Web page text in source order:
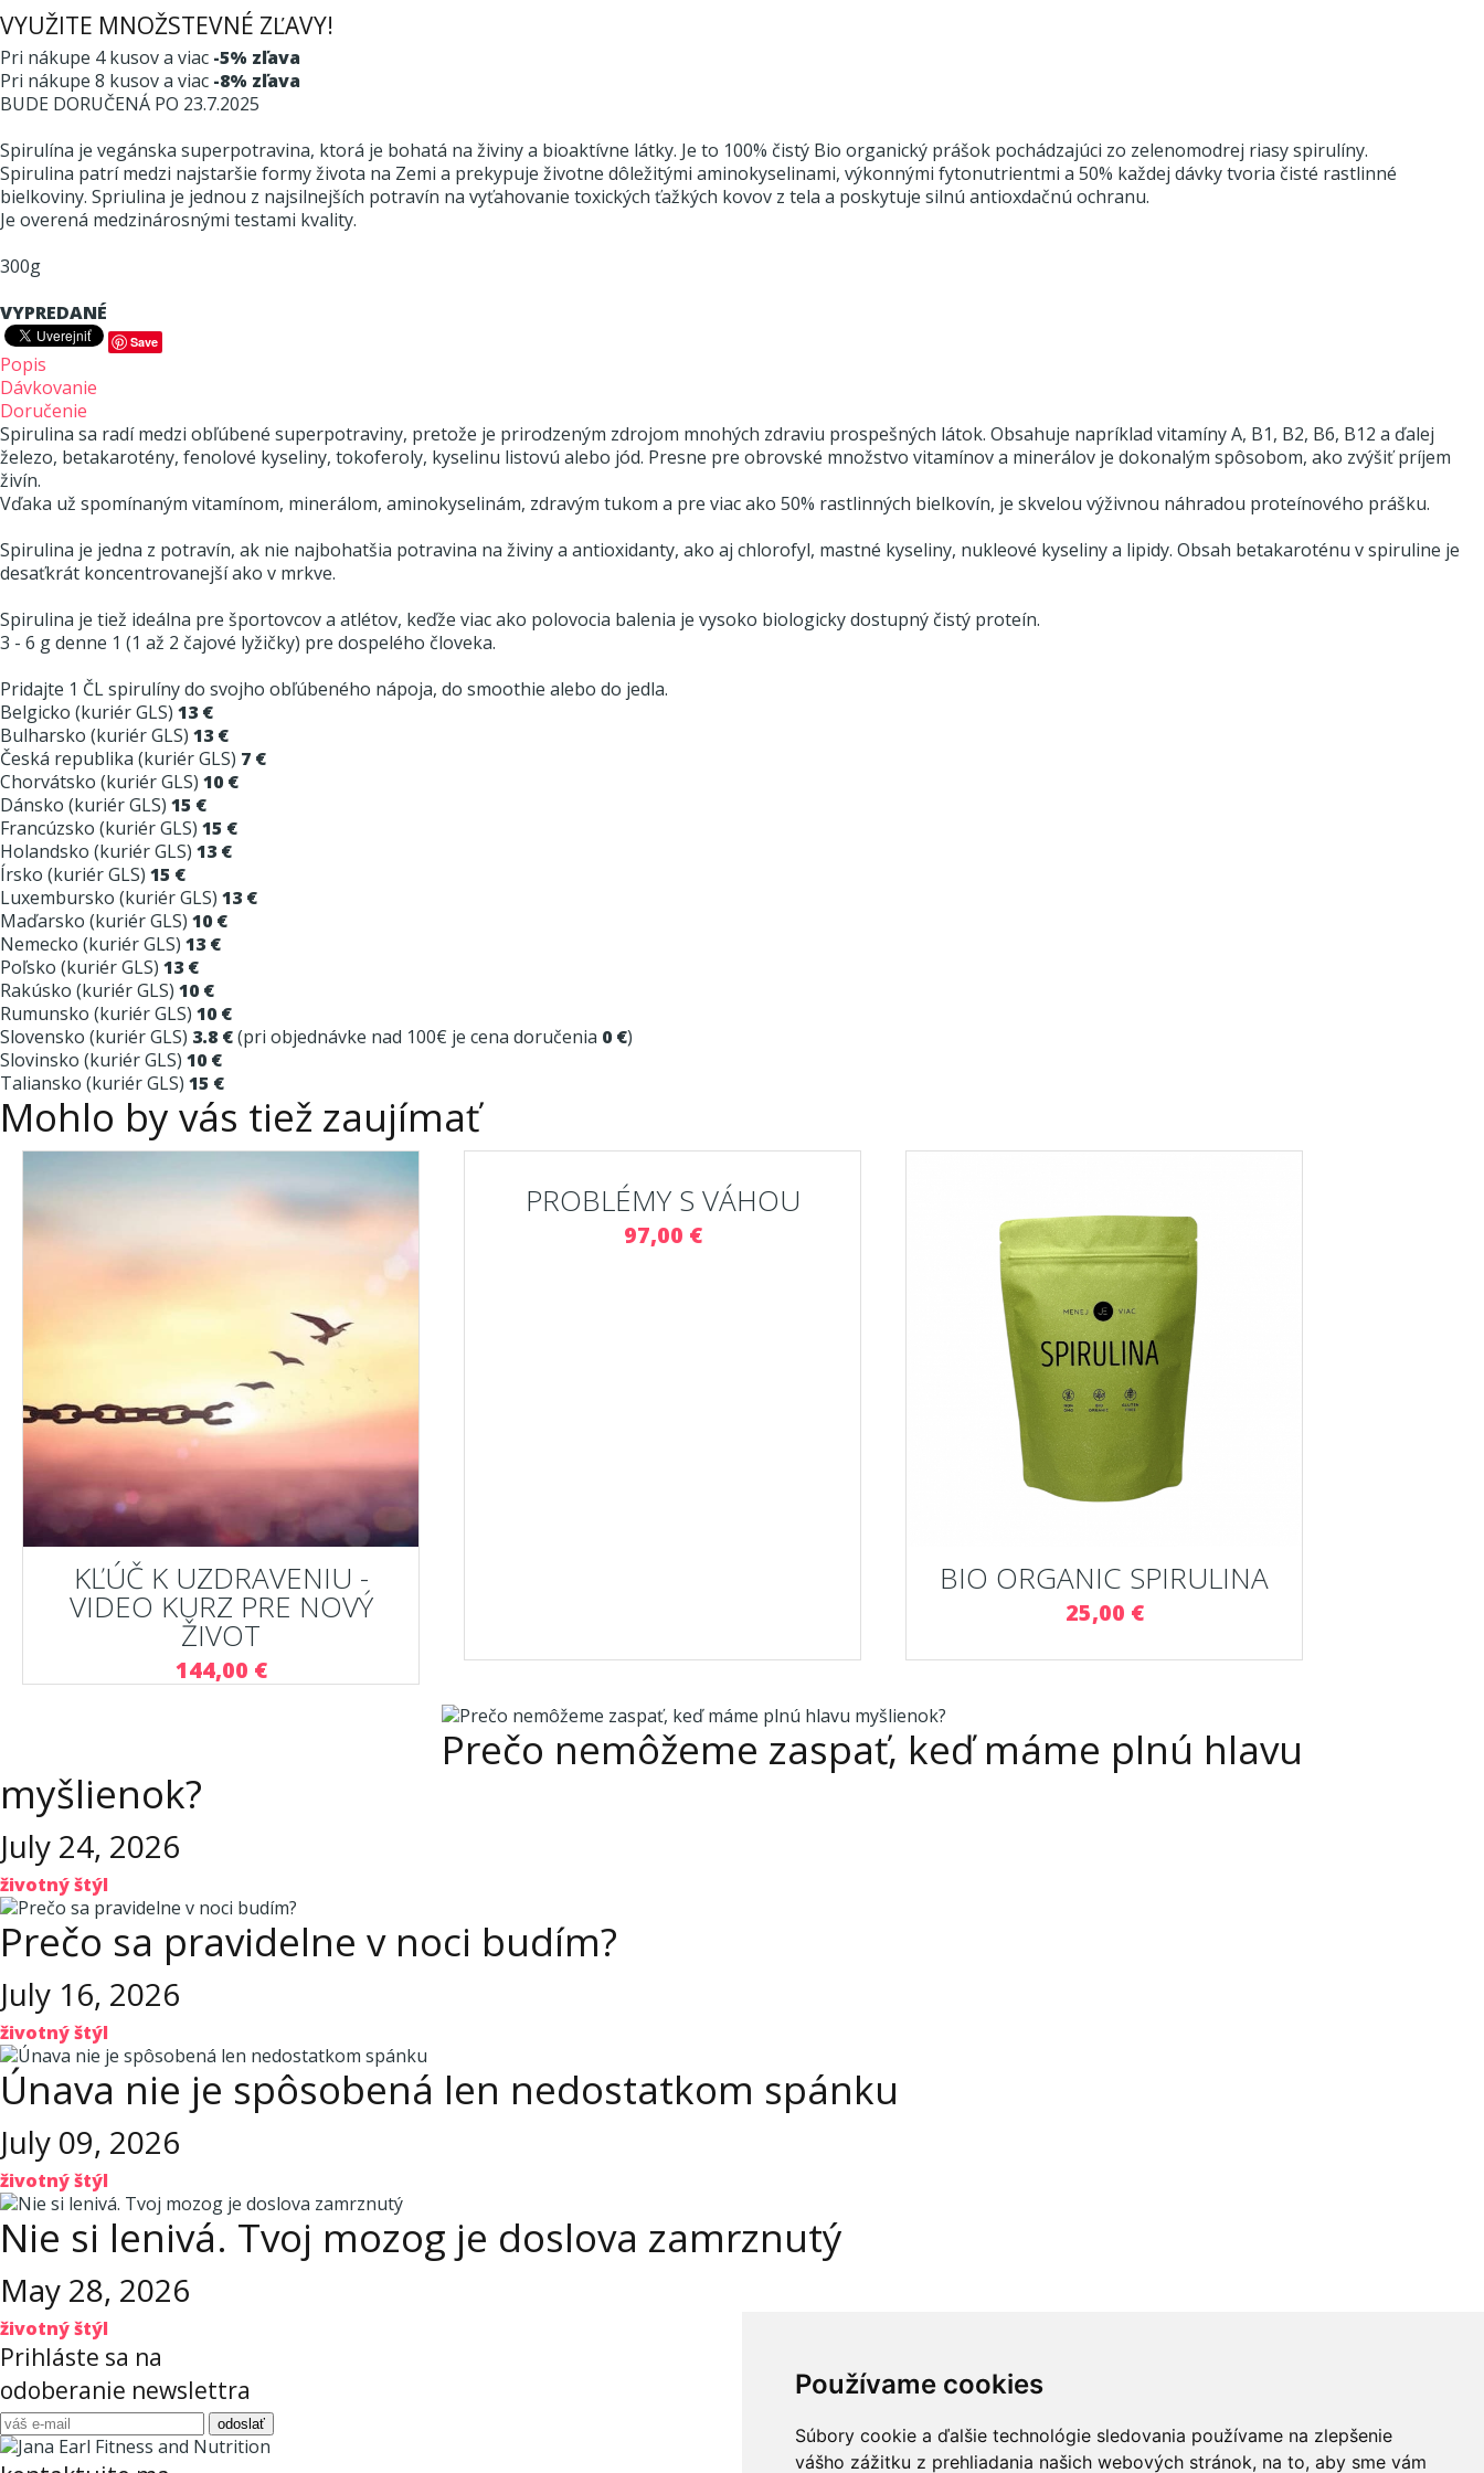
Používame cookies
Súbory cookie a ďalšie technológie sledovania používame na zlepšenie
vášho zážitku z prehliadania našich webových stránok, na to, aby sme vám
VYUŽITE MNOŽSTEVNÉ ZĽAVY!
Pri nákupe 4 kusov a viac -5% zľava
Pri nákupe 8 kusov a viac -8% zľava
BUDE DORUČENÁ PO 23.7.2025
Spirulína je vegánska superpotravina, ktorá je bohatá na živiny a bioaktívne látky. Je to 100% čistý Bio organický prášok pochádzajúci zo zelenomodrej riasy spirulíny.
Spirulina patrí medzi najstaršie formy života na Zemi a prekypuje životne dôležitými aminokyselinami, výkonnými fytonutrientmi a 50% každej dávky tvoria čisté rastlinné
bielkoviny. Spriulina je jednou z najsilnejších potravín na vyťahovanie toxických ťažkých kovov z tela a poskytuje silnú antioxdačnú ochranu.
Je overená medzinárosnými testami kvality.
300g
VYPREDANÉ
Save
Popis
Dávkovanie
Doručenie
Spirulina sa radí medzi obľúbené superpotraviny, pretože je prirodzeným zdrojom mnohých zdraviu prospešných látok. Obsahuje napríklad vitamíny A, B1, B2, B6, B12 a ďalej
železo, betakarotény, fenolové kyseliny, tokoferoly, kyselinu listovú alebo jód. Presne pre obrovské množstvo vitamínov a minerálov je dokonalým spôsobom, ako zvýšiť príjem
živín.
Vďaka už spomínaným vitamínom, minerálom, aminokyselinám, zdravým tukom a pre viac ako 50% rastlinných bielkovín, je skvelou výživnou náhradou proteínového prášku.
Spirulina je jedna z potravín, ak nie najbohatšia potravina na živiny a antioxidanty, ako aj chlorofyl, mastné kyseliny, nukleové kyseliny a lipidy. Obsah betakaroténu v spiruline je
desaťkrát koncentrovanejší ako v mrkve.
Spirulina je tiež ideálna pre športovcov a atlétov, keďže viac ako polovocia balenia je vysoko biologicky dostupný čistý proteín.
3 - 6 g denne 1 (1 až 2 čajové lyžičky) pre dospelého človeka.
Pridajte 1 ČL spirulíny do svojho obľúbeného nápoja, do smoothie alebo do jedla.
Belgicko (kuriér GLS) 13 €
Bulharsko (kuriér GLS) 13 €
Česká republika (kuriér GLS) 7 €
Chorvátsko (kuriér GLS) 10 €
Dánsko (kuriér GLS) 15 €
Francúzsko (kuriér GLS) 15 €
Holandsko (kuriér GLS) 13 €
Írsko (kuriér GLS) 15 €
Luxembursko (kuriér GLS) 13 €
Maďarsko (kuriér GLS) 10 €
Nemecko (kuriér GLS) 13 €
Poľsko (kuriér GLS) 13 €
Rakúsko (kuriér GLS) 10 €
Rumunsko (kuriér GLS) 10 €
Slovensko (kuriér GLS) 3.8 €(pri objednávke nad 100€ je cena doručenia 0 €)
Slovinsko (kuriér GLS) 10 €
Taliansko (kuriér GLS) 15 €
Mohlo by vás tiež zaujímať
KĽÚČ K UZDRAVENIU -
VIDEO KURZ PRE NOVÝ
ŽIVOT
144,00 €
PROBLÉMY S VÁHOU
97,00 €
BIO ORGANIC SPIRULINA
25,00 €
Prečo nemôžeme zaspať, keď máme plnú hlavu
myšlienok?
July 24, 2026
životný štýl
Prečo sa pravidelne v noci budím?
July 16, 2026
životný štýl
Únava nie je spôsobená len nedostatkom spánku
July 09, 2026
životný štýl
Nie si lenivá. Tvoj mozog je doslova zamrznutý
May 28, 2026
životný štýl
Prihláste sa na
odoberanie newslettra